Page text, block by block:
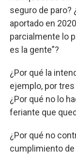
seguro de paro?
aportado en
parcialmente lo
es la gente”?
¿Por qué la
ejemplo, por
¿Por qué no lo
feriante que
¿Por qué no
cumplimiento